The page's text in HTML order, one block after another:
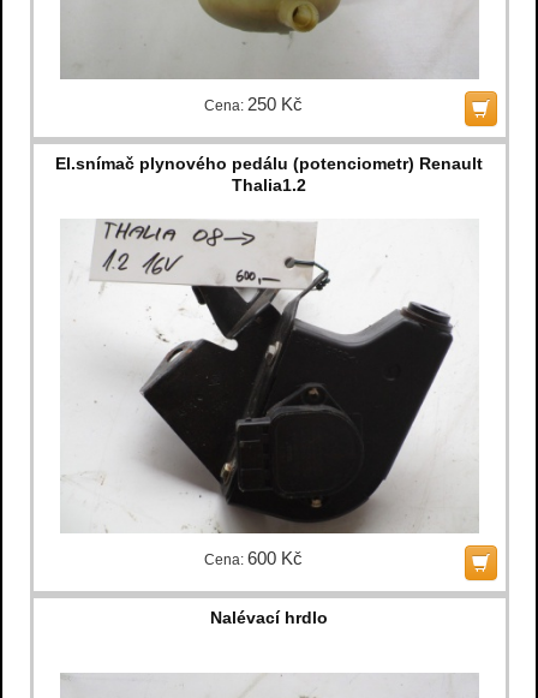
Cena: 250 Kč
El.snímač plynového pedálu (potenciometr) Renault
Thalia1.2
Cena: 600 Kč
Nalévací hrdlo